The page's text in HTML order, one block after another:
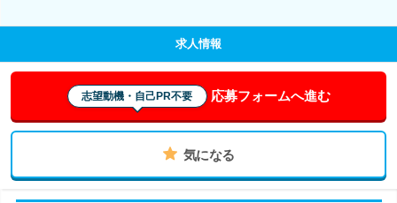
求人情報
志望動機・自己PR不要 応募フォームへ進む
気になる